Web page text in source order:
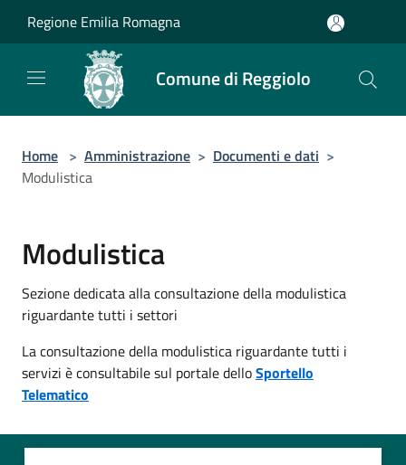
Regione Emilia Romagna
Comune di Reggiolo
Home > Amministrazione > Documenti e dati >
Modulistica
Modulistica
Sezione dedicata alla consultazione della modulistica
riguardante tutti i settori
La consultazione della modulistica riguardante tutti i
servizi è consultabile sul portale delloSportello
Telematico